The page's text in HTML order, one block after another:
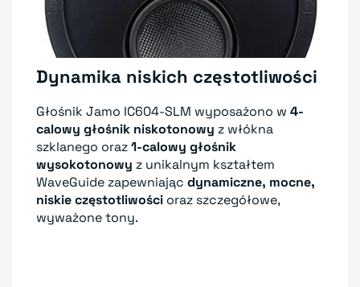
Dynamika niskich częstotliwości
Głośnik Jamo IC604-SLM wyposażono w 4-
calowy głośnik niskotonowy z włókna
szklanego oraz1-calowy głośnik
wysokotonowy z unikalnym kształtem
WaveGuide zapewniając dynamiczne, mocne,
niskie częstotliwości oraz szczegółowe,
wyważone tony.